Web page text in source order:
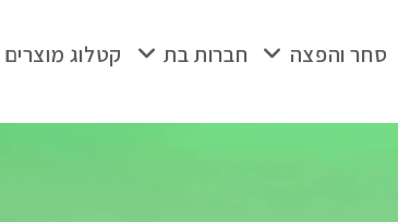
סחר והפצה חברות בת קטלוג מוצרים